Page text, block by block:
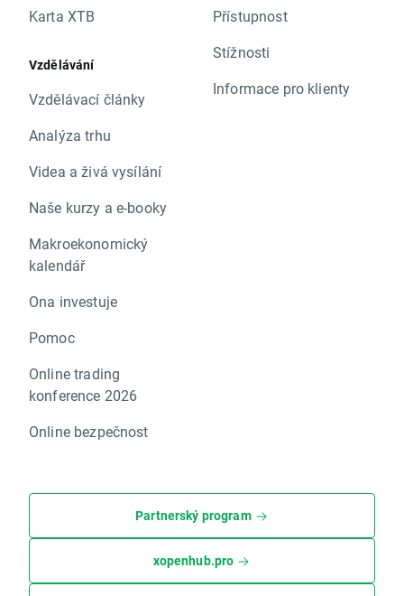
Karta XTB
Vzdělávání
Vzdělávací články
Analýza trhu
Videa a živá vysílání
Naše kurzy a e-booky
Makroekonomický
kalendář
Ona investuje
Pomoc
Online trading
konference 2026
Online bezpečnost
Přístupnost
Stížnosti
Informace pro klienty
Partnerský program
xopenhub.pro